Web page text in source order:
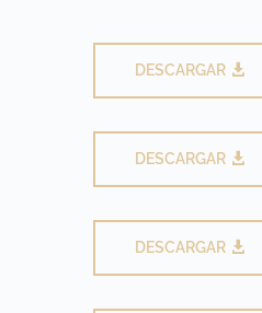
DESCARGAR
DESCARGAR
DESCARGAR